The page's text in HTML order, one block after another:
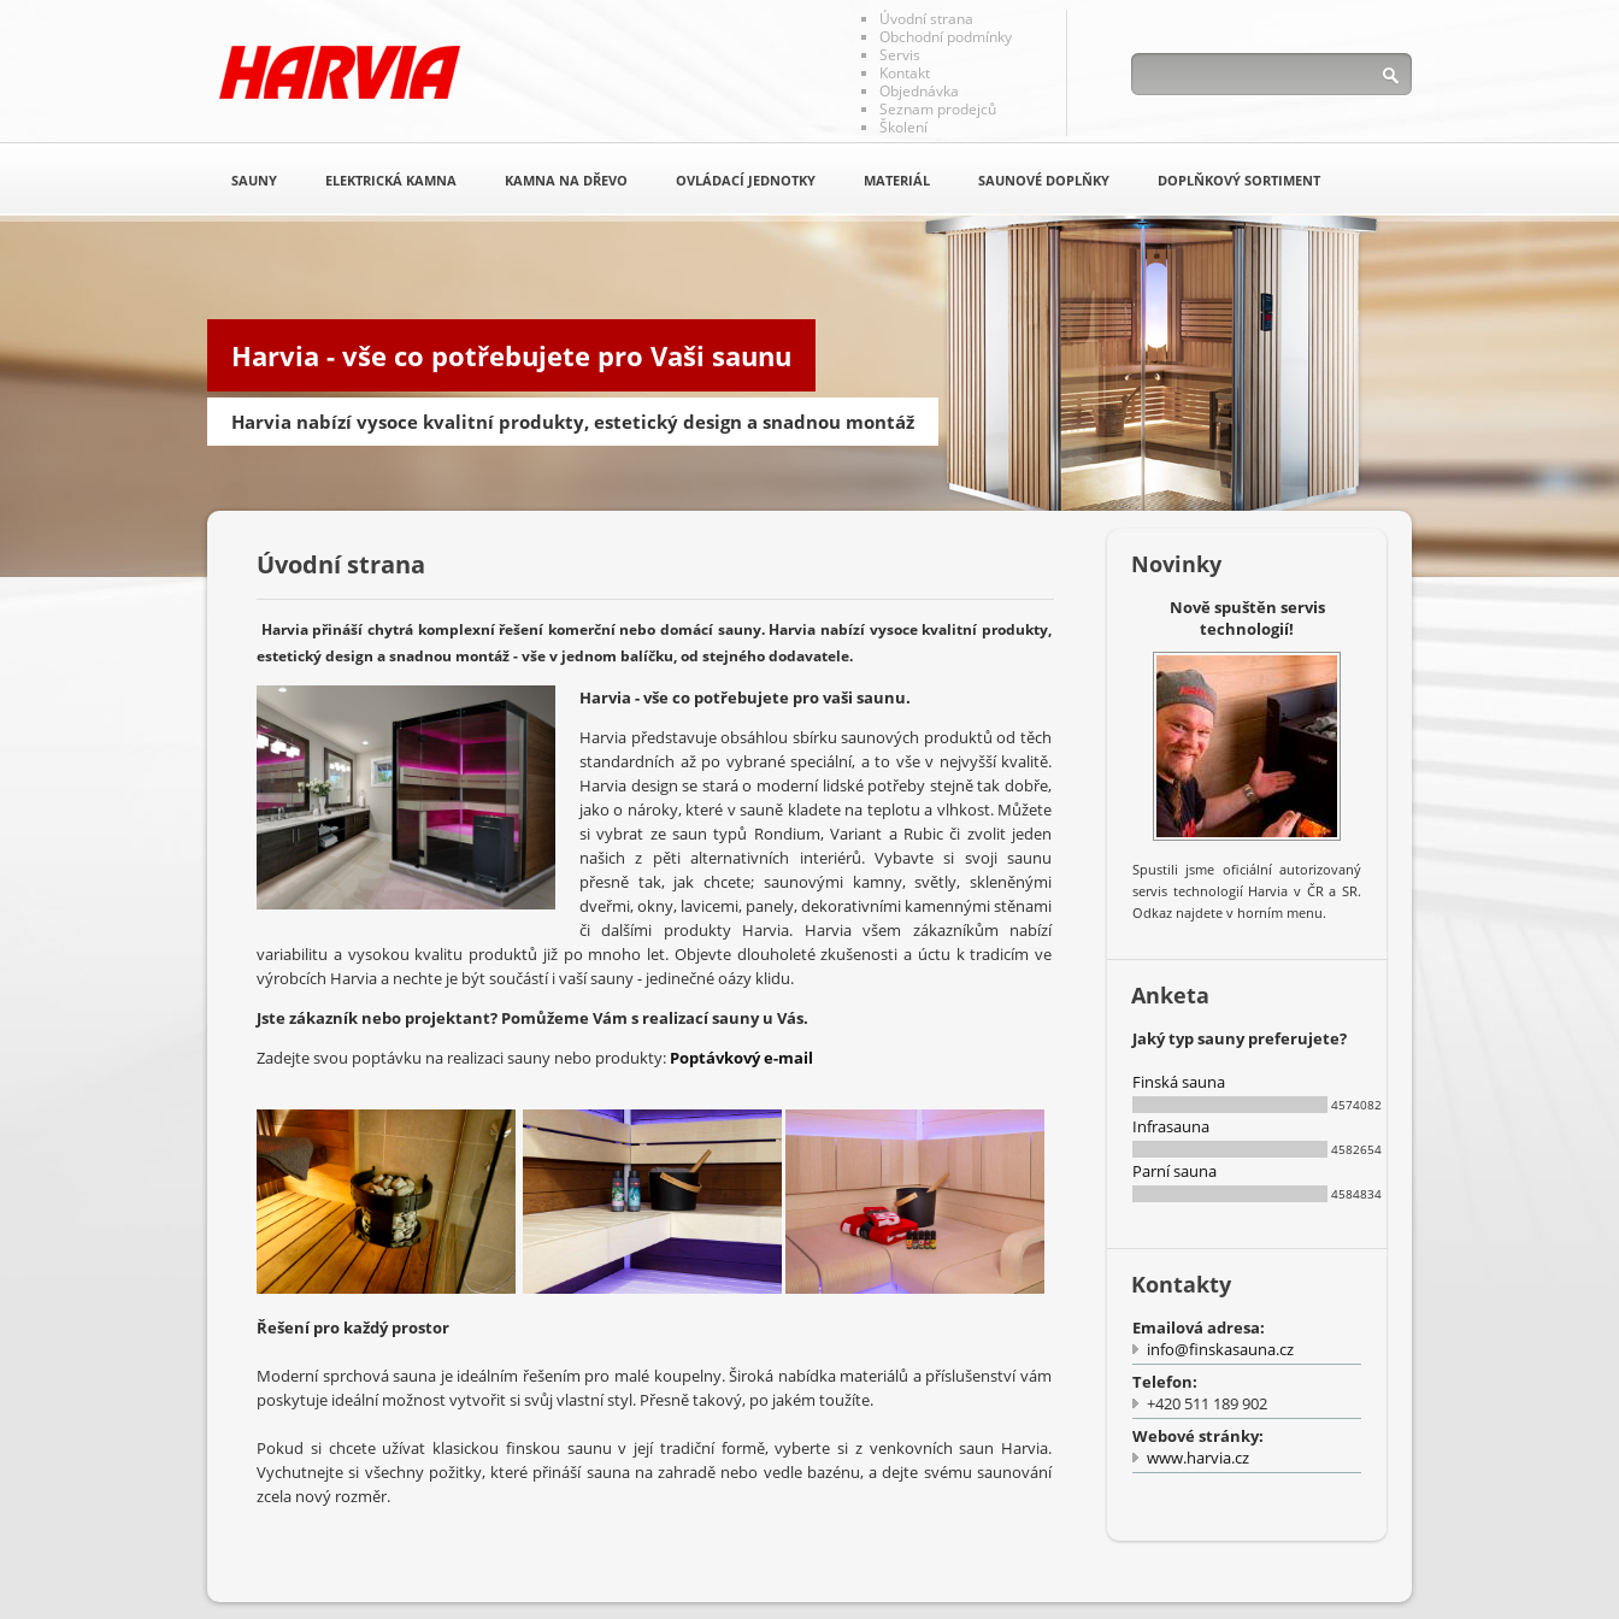
Harvia - vše co potřebujete pro Vaši saunu
Harvia nabízí vysoce kvalitní produkty, estetický design a snadnou montáž
Úvodní strana
Obchodní podmínky
Servis
Kontakt
Objednávka
Seznam prodejců
Školení
SAUNY ELEKTRICKÁ KAMNA KAMNA NA DŘEVO OVLÁDACÍ JEDNOTKY MATERIÁL SAUNOVÉ DOPLŇKY DOPLŇKOVÝ SORTIMENT
Úvodní strana
Harvia přináší chytrá komplexní řešení komerční nebo domácí sauny. Harvia nabízí vysoce kvalitní produkty,
estetický design a snadnou montáž - vše v jednom balíčku, od stejného dodavatele.
Harvia - vše co potřebujete pro vaši saunu.
Harvia představuje obsáhlou sbírku saunových produktů od těch
standardních až po vybrané speciální, a to vše v nejvyšší kvalitě.
Harvia design se stará o moderní lidské potřeby stejně tak dobře,
jako o nároky, které v sauně kladete na teplotu a vlhkost. Můžete
si vybrat ze saun typů Rondium, Variant a Rubic či zvolit jeden
našich z pěti alternativních interiérů. Vybavte si svoji saunu
přesně tak, jak chcete; saunovými kamny, světly, skleněnými
dveřmi, okny, lavicemi, panely, dekorativními kamennými stěnami
či dalšími produkty Harvia. Harvia všem zákazníkům nabízí
variabilitu a vysokou kvalitu produktů již po mnoho let. Objevte dlouholeté zkušenosti a úctu k tradicím ve
výrobcích Harvia a nechte je být součástí i vaší sauny - jedinečné oázy klidu.
Jste zákazník nebo projektant? Pomůžeme Vám s realizací sauny u Vás.
Zadejte svou poptávku na realizaci sauny nebo produkty: Poptávkový e-mail
Řešení pro každý prostor
Moderní sprchová sauna je ideálním řešením pro malé koupelny. Široká nabídka materiálů a příslušenství vám
poskytuje ideální možnost vytvořit si svůj vlastní styl. Přesně takový, po jakém toužíte.
Pokud si chcete užívat klasickou finskou saunu v její tradiční formě, vyberte si z venkovních saun Harvia.
Vychutnejte si všechny požitky, které přináší sauna na zahradě nebo vedle bazénu, a dejte svému saunování
zcela nový rozměr.
Novinky
Nově spuštěn servis
technologií!
Spustili jsme oficiální autorizovaný
servis technologií Harvia v ČR a SR.
Odkaz najdete v horním menu.
Anketa
Jaký typ sauny preferujete?
Finská sauna
4574082
Infrasauna
4582654
Parní sauna
4584834
Kontakty
Emailová adresa:
info@finskasauna.cz
Telefon:
+420 511 189 902
Webové stránky:
www.harvia.cz